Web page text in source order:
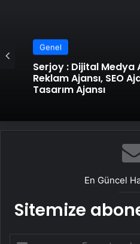
Genel
Serjoy : Dijital Medya Ajansı, Google
Reklam Ajansı, SEO
Tasarım Ajansı
En Güncel
Sitemize